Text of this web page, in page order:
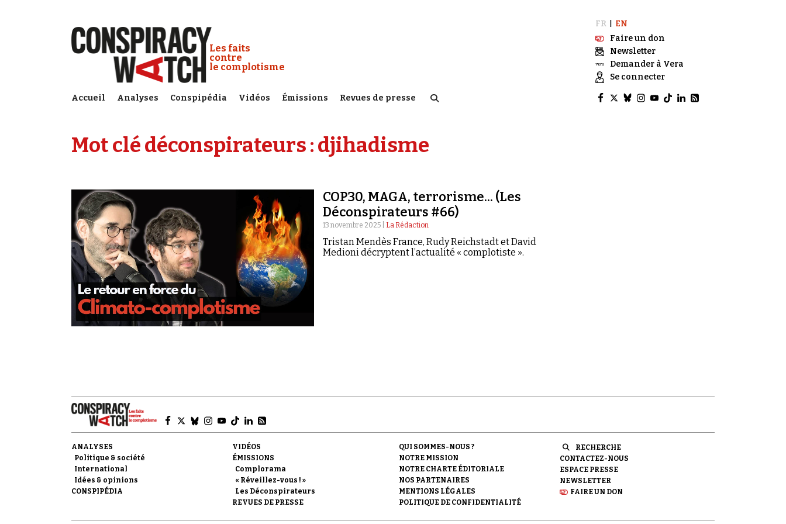
Conspiracy Watch :
Les faits
contre
le complotisme
Accueil Analyses Conspipédia Vidéos Émissions Revues de presse
FR
EN
Faire un don
Newsletter
Demander à Vera
Se connecter
Mot clé déconspirateurs :djihadisme
COP30, MAGA, terrorisme... (Les
Déconspirateurs #66)
13 novembre 2025 | La Rédaction
Tristan Mendès France, Rudy Reichstadt et David
Medioni décryptent l’actualité « complotiste ».
ANALYSES
Politique & société
International
Idées & opinions
CONSPIPÉDIA
VIDÉOS
ÉMISSIONS
Complorama
« Réveillez-vous ! »
Les Déconspirateurs
REVUES DE PRESSE
QUI SOMMES-NOUS ?
NOTRE MISSION
NOTRE CHARTE ÉDITORIALE
NOS PARTENAIRES
MENTIONS LÉGALES
POLITIQUE DE CONFIDENTIALITÉ
RECHERCHE
CONTACTEZ-NOUS
ESPACE PRESSE
NEWSLETTER
FAIRE UN DON